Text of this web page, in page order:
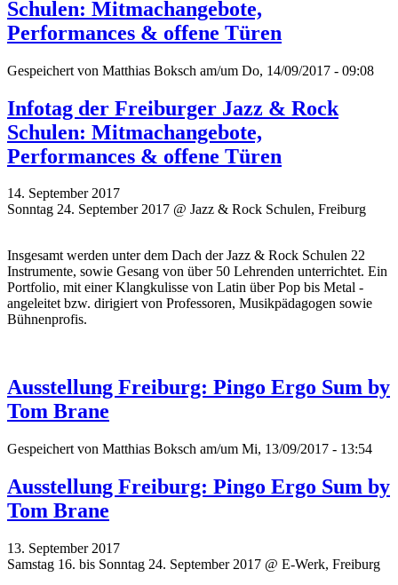
Schulen: Mitmachangebote,
Performances & offene Türen
Gespeichert von Matthias Boksch am/um Do, 14/09/2017 - 09:08
Infotag der Freiburger Jazz & Rock
Schulen: Mitmachangebote,
Performances & offene Türen
14. September 2017
Sonntag 24. September 2017 @ Jazz & Rock Schulen, Freiburg
Insgesamt werden unter dem Dach der Jazz & Rock Schulen 22
Instrumente, sowie Gesang von über 50 Lehrenden unterrichtet. Ein
Portfolio, mit einer Klangkulisse von Latin über Pop bis Metal -
angeleitet bzw. dirigiert von Professoren, Musikpädagogen sowie
Bühnenprofis.
Ausstellung Freiburg: Pingo Ergo Sum by
Tom Brane
Gespeichert von Matthias Boksch am/um Mi, 13/09/2017 - 13:54
Ausstellung Freiburg: Pingo Ergo Sum by
Tom Brane
13. September 2017
Samstag 16. bis Sonntag 24. September 2017 @ E-Werk, Freiburg